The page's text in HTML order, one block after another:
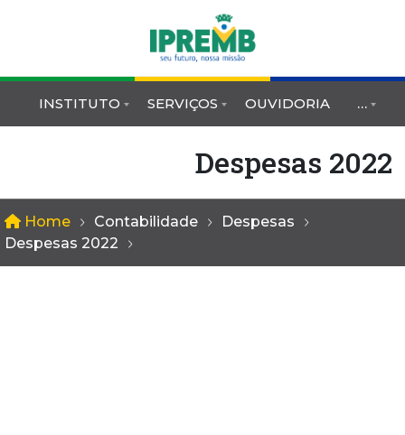
INSTITUTO SERVIÇOS OUVIDORIA …
Despesas 2022
Home Contabilidade
Despesas
Despesas 2022